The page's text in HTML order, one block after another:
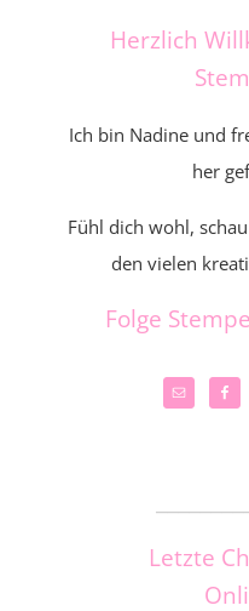
Herzlich
Ich bin Nadine und
her
Fühl dich wohl,
den vielen
Folge
Letzte